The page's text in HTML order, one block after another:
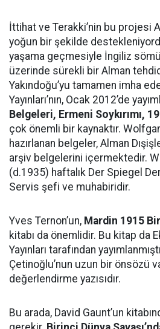
İttihat ve Terakki’nin bu projesi
yoğun bir şekilde
yaşama geçmesiyle İngiliz
üzerinde sürekli bir Alman
Yakındoğu’yu tamamen imha
Yayınları’nın, Ocak 2012’de
Belgeleri, Ermeni Soykırımı,
çok önemli bir kaynaktır.
hazırlanan belgeler, Alman
arşiv belgelerini içermektedir.
(d.1935) haftalık Der Spiegel
Servis şefi ve muhabiridir.
Yves Ternon’un, Mardin 1915
kitabı da önemlidir. Bu kitap da
Yayınları tarafından
Çetinoğlu’nun uzun bir önsözü
değerlendirme yazısıdır.
Bu arada, David Gaunt’un